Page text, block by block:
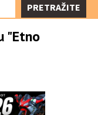
PRETRAŽITE
"Etno